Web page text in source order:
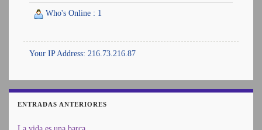
Who's Online : 1
Your IP Address: 216.73.216.87
ENTRADAS ANTERIORES